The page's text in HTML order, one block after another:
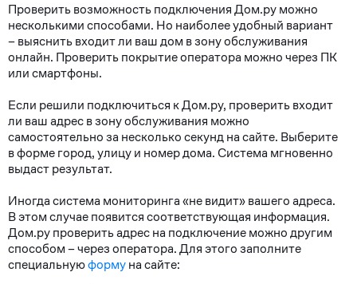
Проверить возможность подключения Дом.ру можно
несколькими способами. Но наиболее удобный вариант
– выяснить входит ли ваш дом в зону обслуживания
онлайн. Проверить покрытие оператора можно через ПК
или смартфоны.
Если решили подключиться к Дом.ру, проверить входит
ли ваш адрес в зону обслуживания можно
самостоятельно за несколько секунд на сайте. Выберите
в форме город, улицу и номер дома. Система мгновенно
выдаст результат.
Иногда система мониторинга «не видит» вашего адреса.
В этом случае появится соответствующая информация.
Дом.ру проверить адрес на подключение можно другим
способом – через оператора. Для этого заполните
специальнуюформуна сайте: